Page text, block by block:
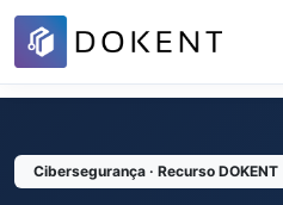
Cibersegurança · Recurso DOKENT